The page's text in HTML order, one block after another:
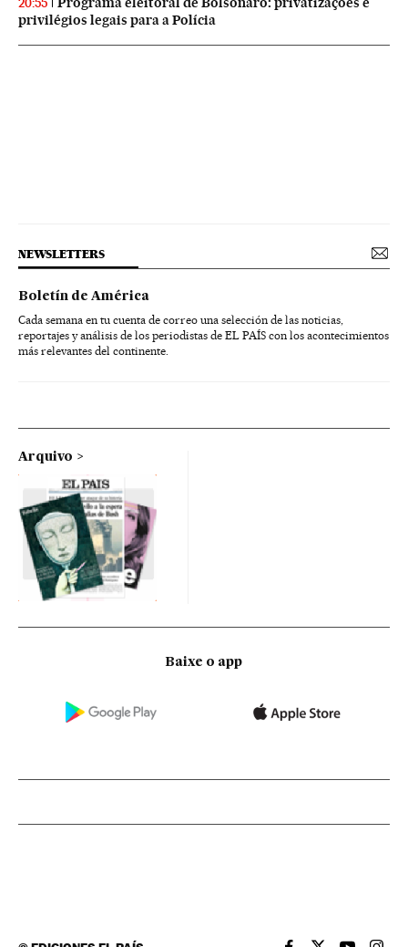
20:55
privilégios legais para a Polícia
NEWSLETTERS
Boletín de América
Cada semana en tu cuenta de correo una selección de las noticias,
reportajes y análisis de los periodistas de EL PAÍS con los acontecimientos
más relevantes del continente.
Arquivo
Baixe o app